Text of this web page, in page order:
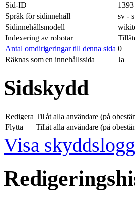
Sid-ID
1393
Språk för sidinnehåll
sv -
Sidinnehållsmodell
Indexering av robotar
Antal omdirigeringar till denna sida 0
Räknas som en innehållssida
Ja
Sidskydd
Redigera Tillåt alla användare (på
Flytta
Tillåt alla användare (på
Visa